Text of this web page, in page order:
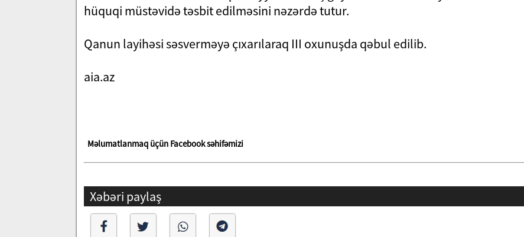
hüquqi müstəvidə təsbit edilməsini nəzərdə tutur.
Qanun layihəsi səsverməyə çıxarılaraq III oxunuşda qəbul edilib.
aia.az
Məlumatlanmaq üçün Facebook səhifəmizi
Xəbəri paylaş